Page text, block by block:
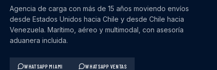
Agencia de carga con más de 15 años moviendo envíos
desde Estados Unidos hacia Chile y desde Chile hacia
Venezuela. Marítimo, aéreo y multimodal, con asesoría
aduanera incluida.
WHATSAPP MIAMI WHATSAPP VENTAS